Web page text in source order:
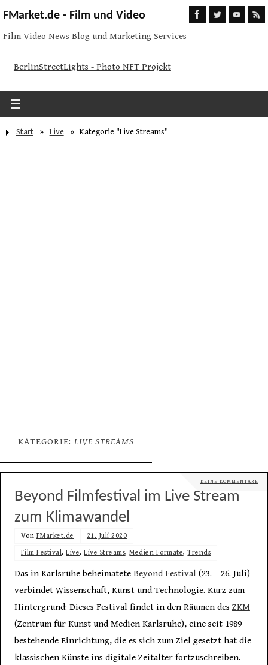
FMarket.de - Film und Video
Film Video News Blog und Marketing Services
BerlinStreetLights - Photo NFT Projekt
Start » Live » Kategorie "Live Streams"
KATEGORIE: LIVE STREAMS
KEINE KOMMENTARE
Beyond Filmfestival im Live Stream
zum Klimawandel
Von FMarket.de 21. Juli 2020
Film Festival,Live,Live Streams,Medien Formate,Trends
Das in Karlsruhe beheimatete Beyond Festival (23. – 26. Juli)
verbindet Wissenschaft, Kunst und Technologie. Kurz zum
Hintergrund: Dieses Festival findet in den Räumen des ZKM
(Zentrum für Kunst und Medien Karlsruhe), eine seit 1989
bestehende Einrichtung, die es sich zum Ziel gesetzt hat die
klassischen Künste ins digitale Zeitalter fortzuschreiben.